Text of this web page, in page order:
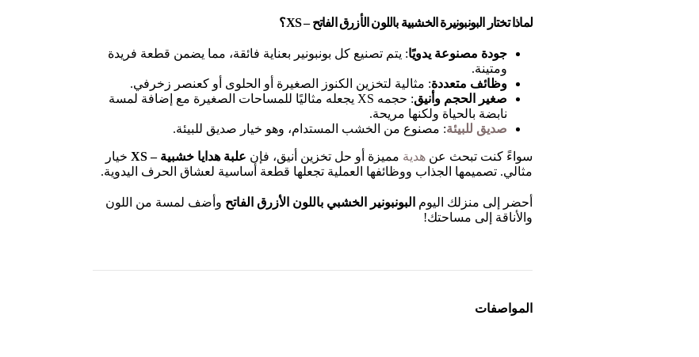
لماذا تختار البونبونيرة الخشبية باللون الأزرق الفاتح – XS؟
جودة مصنوعة يدويًا: يتم تصنيع كل بونبونير بعناية فائقة، مما يضمن قطعة فريدة
ومتينة.
وظائف متعددة: مثالية لتخزين الكنوز الصغيرة أو الحلوى أو كعنصر زخرفي.
صغير الحجم وأنيق
: حجمه XS يجعله مثاليًا للمساحات الصغيرة مع إضافة لمسة
نابضة بالحياة ولكنها مريحة.
صديق للبيئة: مصنوع من الخشب المستدام، وهو خيار صديق للبيئة.
سواءً كنت تبحث عن هدية مميزة أو حل تخزين أنيق، فإن علبة هدايا خشبية – XS
خيار
مثالي. تصميمها الجذاب ووظائفها العملية تجعلها قطعة أساسية لعشاق الحرف اليدوية.
أحضر إلى منزلك اليوم البونبونير الخشبي باللون الأزرق الفاتح وأضف لمسة من اللون
والأناقة إلى مساحتك!
المواصفات